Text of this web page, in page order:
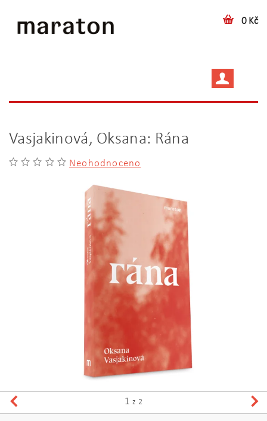
0 Kč
Vasjakinová, Oksana: Rána
Neohodnoceno
1 z 2